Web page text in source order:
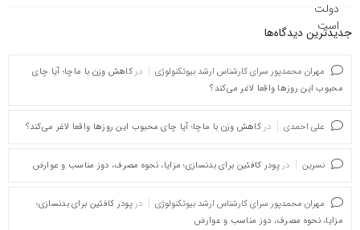
جدیدترین دیدگاه‌‌ها
مهران محمدپور سرای کارشناس ارشد بیوتکنولوژی در کاهش وزن با ماچا؛ آیا چای
محبوب این روزها واقعا لاغر می‌کند؟
علی احمدی در کاهش وزن با ماچا؛ آیا چای محبوب این روزها واقعا لاغر می‌کند؟
نسرین در پودر کافئین برای بدنسازی؛ مزایا، نحوه مصرف، دوز مناسب و عوارض
مهران محمدپور سرای کارشناس ارشد بیوتکنولوژی در پودر کافئین برای بدنسازی؛
مزایا، نحوه مصرف، دوز مناسب و عوارض